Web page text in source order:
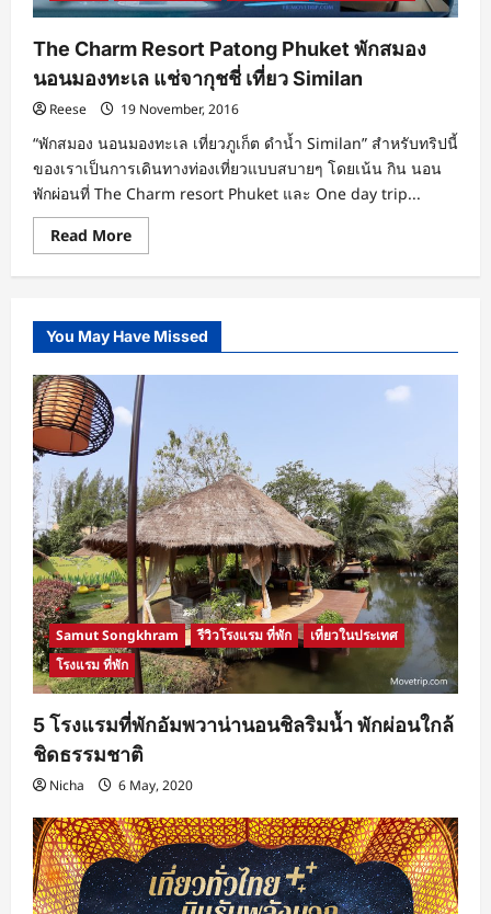
The Charm Resort Patong Phuket พักสมอง
นอนมองทะเล แช่จากุชชี่ เที่ยว Similan
Reese 19 November, 2016
“พักสมอง นอนมองทะเล เที่ยวภูเก็ต ดำน้ำ Similan” สำหรับทริปนี้
ของเราเป็นการเดินทางท่องเที่ยวแบบสบายๆ โดยเน้น กิน นอน
พักผ่อนที่ The Charm resort Phuket และ One day trip...
Read MoreRead
more
The
Patong
Phuket
พัก
สมอง
นอน
มอง
ทะเล
แช่
จา
กุช
ชี่
เที่ยว
Similan
You May Have Missed
Samut Songkhram รีวิวโรงแรม ที่พัก
เที่ยวในประเทศ
โรงแรม ที่พัก
5 โรงแรมที่พักอัมพวาน่านอนชิลริมน้ำ พักผ่อนใกล้
ชิดธรรมชาติ
Nicha 6 May, 2020